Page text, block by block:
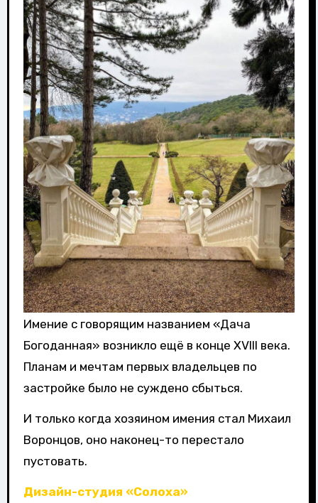
Имение с говорящим названием «Дача
Богоданная» возникло ещё в конце XVIII века.
Планам и мечтам первых владельцев по
застройке было не суждено сбыться.
И только когда хозяином имения стал Михаил
Воронцов, оно наконец-то перестало
пустовать.
Дизайн-студия «Солоха»